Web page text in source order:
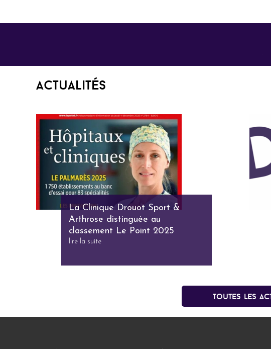
Actualités
La Clinique Drouot Sport &
Arthrose distinguée au
classement Le Point 2025
lire la suite
Toutes les